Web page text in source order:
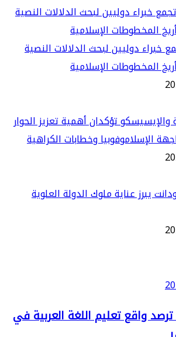
لبحث الدلالات النصية
الإسلامية
تؤكدان أهمية تعزيز الحوار
وخطابات الكراهية
عناية ملوك الدولة العلوية
تعليم اللغة العربية في